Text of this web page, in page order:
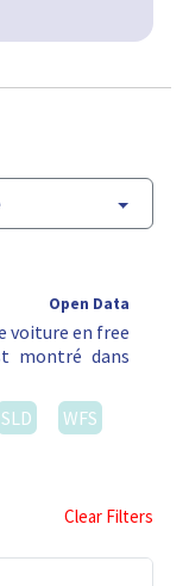
Open Data
voiture en free
montré dans
SLD
WFS
Clear Filters